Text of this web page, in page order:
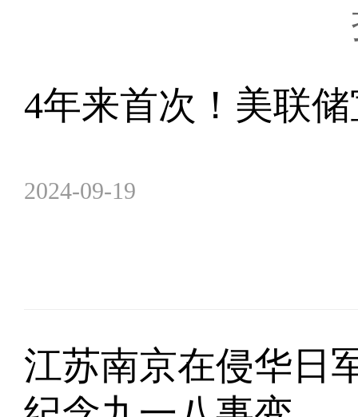
4年来首次！美联
2024-09-19
江苏南京在侵华日